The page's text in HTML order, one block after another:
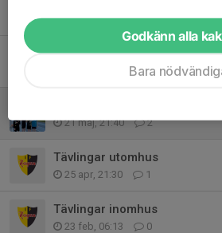
15 jun, 21:12 0
Träning i Skara
0
21 maj, 21:40 2
Tävlingar utomhus
25 apr, 21:30 1
Tävlingar inomhus
23 feb, 06:13 0
Godkänn alla
Bara